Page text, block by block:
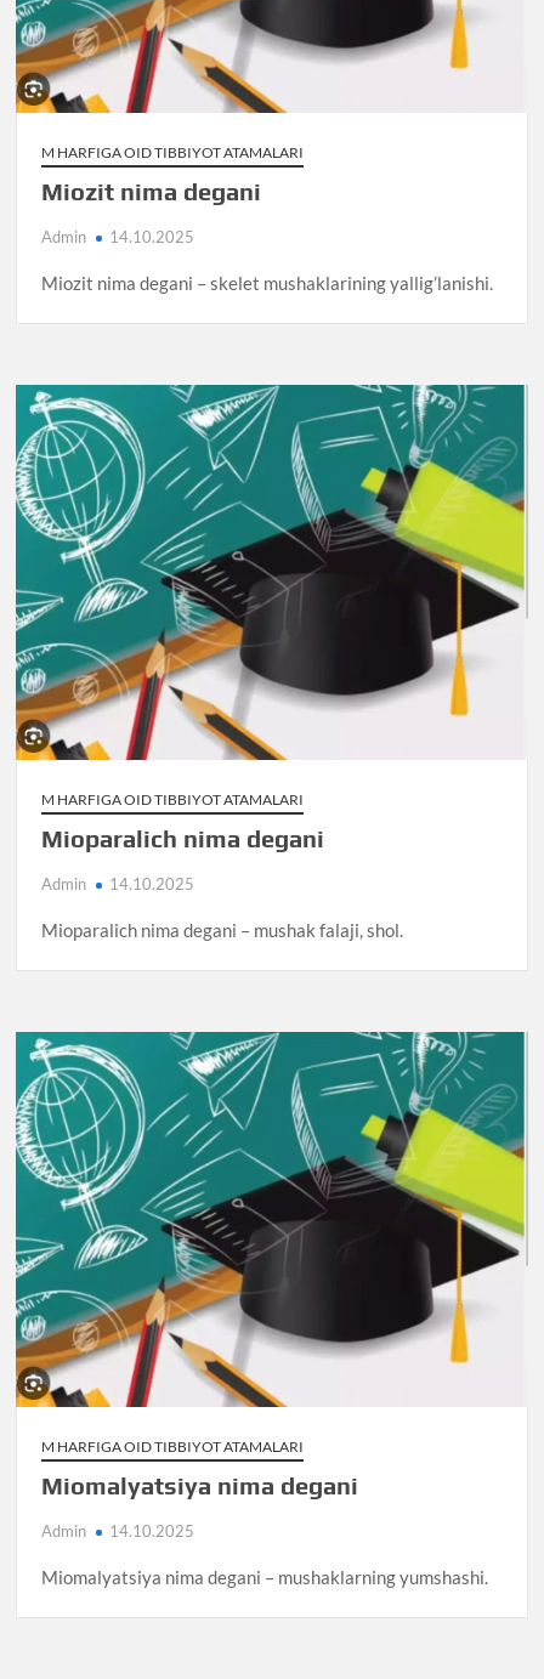
M HARFIGA OID TIBBIYOT ATAMALARI
Miozit nima degani
Admin 14.10.2025
Miozit nima degani – skelet mushaklarining yallig’lanishi.
M HARFIGA OID TIBBIYOT ATAMALARI
Mioparalich nima degani
Admin 14.10.2025
Mioparalich nima degani – mushak falaji, shol.
M HARFIGA OID TIBBIYOT ATAMALARI
Miomalyatsiya nima degani
Admin 14.10.2025
Miomalyatsiya nima degani – mushaklarning yumshashi.